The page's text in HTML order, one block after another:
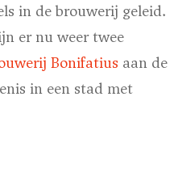
in de brouwerij geleid.
er nu weer twee
Bonifatius aan de
in een stad met